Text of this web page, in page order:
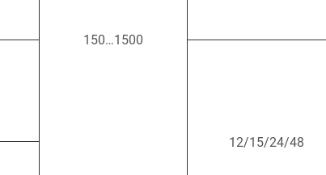
150…1500
12/15/24/48